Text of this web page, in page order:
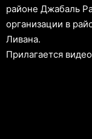
районе Джабаль
организации в
Ливана.
Прилагается